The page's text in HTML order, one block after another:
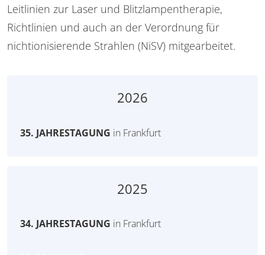
Leitlinien zur Laser und Blitzlampentherapie,
Richtlinien und auch an der Verordnung für
nichtionisierende Strahlen (NiSV) mitgearbeitet.
2026
35. JAHRESTAGUNG in Frankfurt
2025
34. JAHRESTAGUNG in Frankfurt